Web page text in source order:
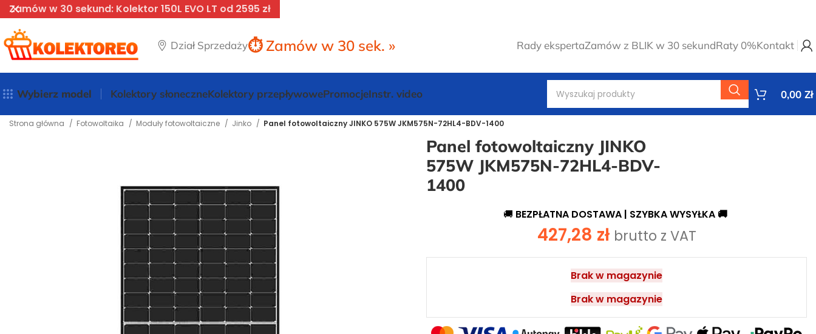
Dział Sprzedaży⏱️ Zamów w 30 sek. » Rady ekspertaZamów z BLIK w 30 sekundRaty 0%Kontakt
Wybierz model Kolektory słoneczneKolektory przepływowePromocjeInstr. video 0,00 Zł
Strona główna Fotowoltaika Moduły fotowoltaiczne Jinko Panel fotowoltaiczny JINKO 575W JKM575N-72HL4-BDV-1400
Panel fotowoltaiczny JINKO
575W JKM575N-72HL4-BDV-
1400
🚚 BEZPŁATNA DOSTAWA | SZYBKA WYSYŁKA 🚚
427,28 zł brutto z VAT
Brak w magazynie
Brak w magazynie
Zamów w 30 sekund: Kolektor 150L EVO LT od 2595 zł